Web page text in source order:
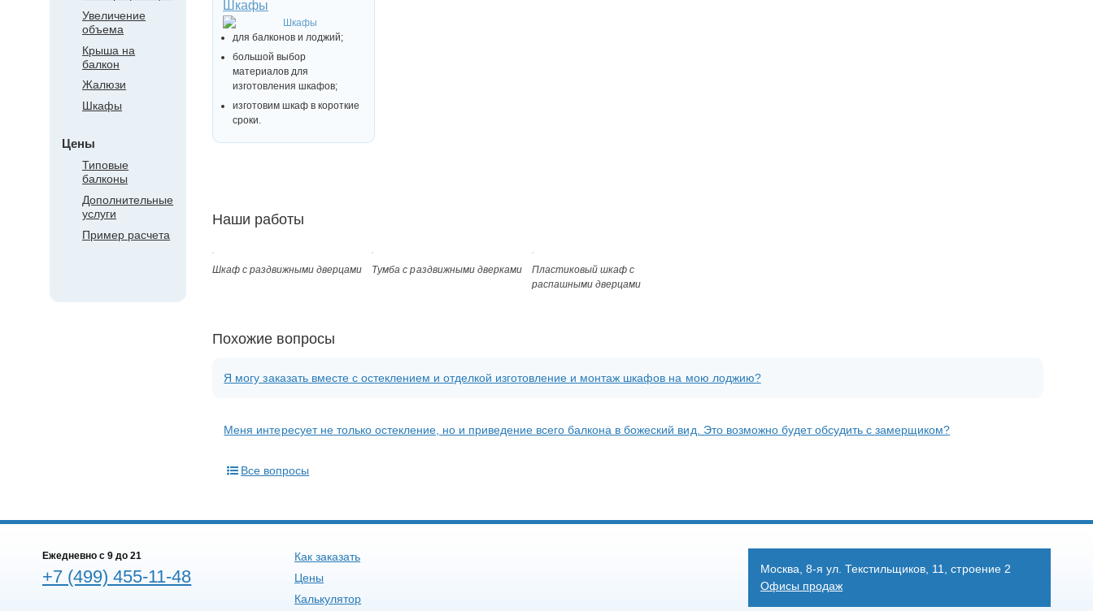
Увеличение
объема
Крыша на
балкон
Жалюзи
Шкафы
Цены
Типовые
балконы
Дополнительные
услуги
Пример расчета
Шкафы
для балконов и лоджий;
большой выбор
материалов для
изготовления шкафов;
изготовим шкаф в короткие
сроки.
Наши работы
Шкаф с раздвижными дверцами Тумба с раздвижными дверками
Пластиковый шкаф с
распашными дверцами
Похожие вопросы
Я могу заказать вместе с остеклением и отделкой изготовление и монтаж шкафов на мою лоджию?
Меня интересует не только остекление, но и приведение всего балкона в божеский вид. Это возможно будет обсудить с замерщиком?
Все вопросы
Ежедневно c 9 до 21
+7 (499) 455-11-48
Как заказать
Цены
Калькулятор
Москва, 8-я ул. Текстильщиков, 11, строение 2
Офисы продаж